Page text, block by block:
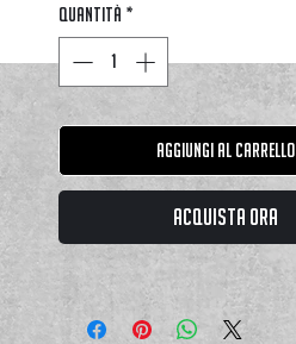
Quantità *
Aggiungi al carrello
Acquista ora